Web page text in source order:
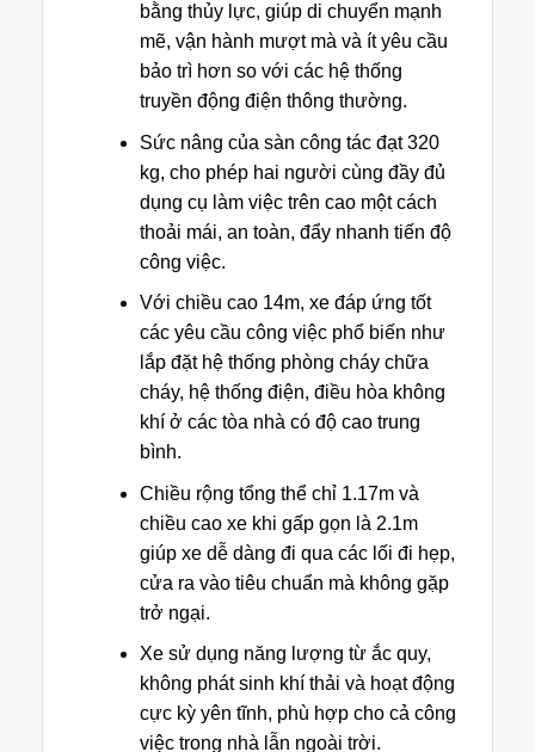
bằng thủy lực, giúp di chuyển mạnh
mẽ, vận hành mượt mà và ít yêu cầu
bảo trì hơn so với các hệ thống
truyền động điện thông thường.
Sức nâng của sàn công tác đạt 320
kg, cho phép hai người cùng đầy đủ
dụng cụ làm việc trên cao một cách
thoải mái, an toàn, đẩy nhanh tiến độ
công việc.
Với chiều cao 14m, xe đáp ứng tốt
các yêu cầu công việc phổ biến như
lắp đặt hệ thống phòng cháy chữa
cháy, hệ thống điện, điều hòa không
khí ở các tòa nhà có độ cao trung
bình.
Chiều rộng tổng thể chỉ 1.17m và
chiều cao xe khi gấp gọn là 2.1m
giúp xe dễ dàng đi qua các lối đi hẹp,
cửa ra vào tiêu chuẩn mà không gặp
trở ngại.
Xe sử dụng năng lượng từ ắc quy,
không phát sinh khí thải và hoạt động
cực kỳ yên tĩnh, phù hợp cho cả công
việc trong nhà lẫn ngoài trời.